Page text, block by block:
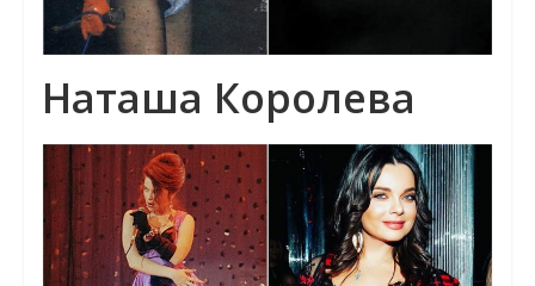
Наташа Королева